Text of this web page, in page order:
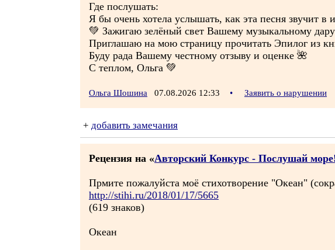
Где послушать:
Я бы очень хотела услышать, как эта песня звучит в
💚 Зажигаю зелёный свет Вашему музыкальному
Приглашаю на мою страницу прочитать Эпилог из
Буду рада Вашему честному отзыву и оценке 🌺
С теплом, Ольга 💚
Ольга Шошина 07.08.2026 12:33 • Заявить о нарушении
+ добавить замечания
Рецензия на «Авторский Конкурс - Послушай
Прмите пожалуйста моё стихотворение "Океан"
http://stihi.ru/2018/01/17/5665
(619 знаков)
Океан